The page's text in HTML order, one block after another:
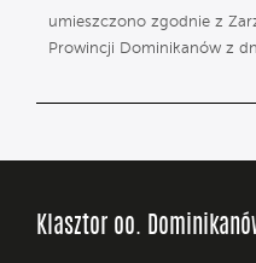
umieszczono zgodnie z
Prowincji Dominikanów z
Klasztor oo.